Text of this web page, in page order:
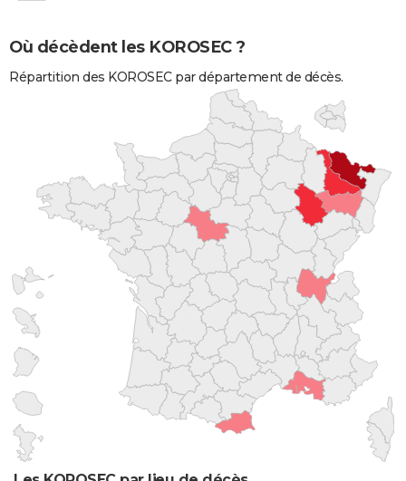
Où décèdent les KOROSEC ?
Répartition des KOROSEC par département de décès.